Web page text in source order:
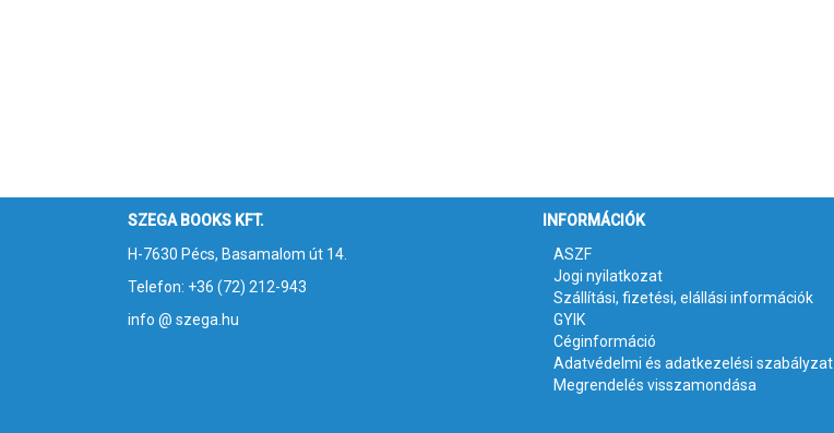
SZEGA BOOKS KFT.
H-7630 Pécs, Basamalom út 14.
Telefon: +36 (72) 212-943
info @ szega.hu
INFORMÁCIÓK
ASZF
Jogi nyilatkozat
Szállítási, fizetési, elállási információk
GYIK
Céginformáció
Adatvédelmi és adatkezelési szabályzat
Megrendelés visszamondása